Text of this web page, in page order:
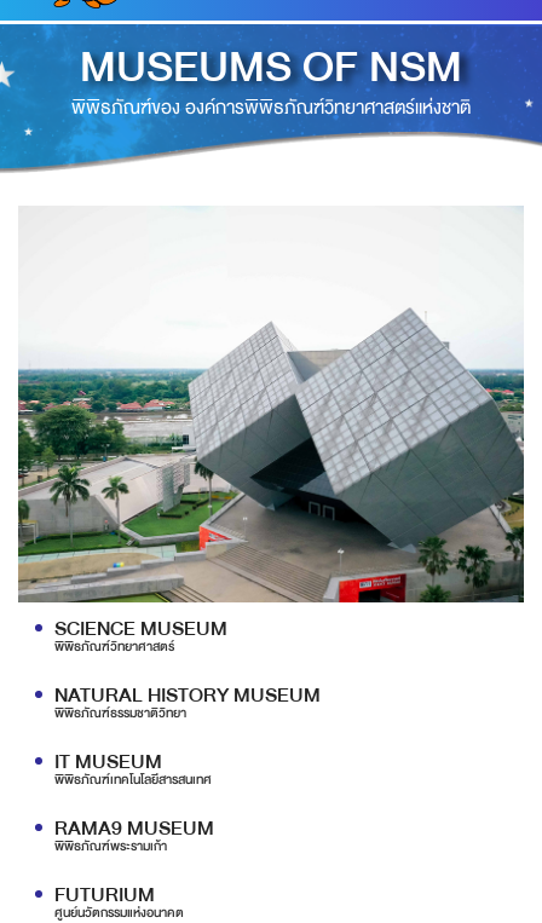
MUSEUMS OF NSM
พิพิธภัณฑ์ของ องค์การพิพิธภัณฑ์วิทยาศาสตร์แห่งชาติ
SCIENCE MUSEUM
พิพิธภัณฑ์วิทยาศาสตร์
NATURAL HISTORY MUSEUM
พิพิธภัณฑ์ธรรมชาติวิทยา
IT MUSEUM
พิพิธภัณฑ์เทคโนโลยีสารสนเทศ
RAMA9 MUSEUM
พิพิธภัณฑ์พระรามเก้า
FUTURIUM
ศูนย์นวัตกรรมแห่งอนาคต